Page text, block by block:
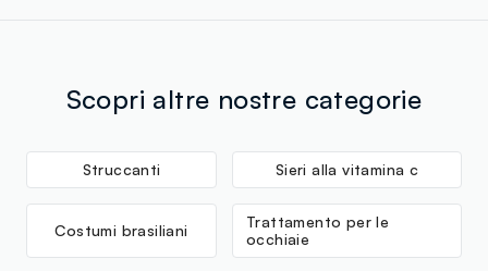
Scopri altre nostre categorie
Struccanti Sieri alla vitamina c
Costumi brasiliani
Trattamento per le
occhiaie